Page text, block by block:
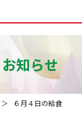
お知らせ
＞ ６月４日の給食